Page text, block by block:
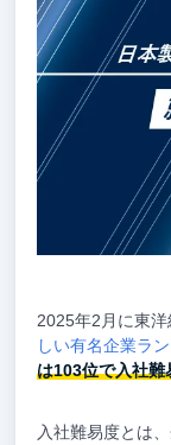
2025年2月に東
しい有名企業ラ
は103位で入社難
入社難易度とは